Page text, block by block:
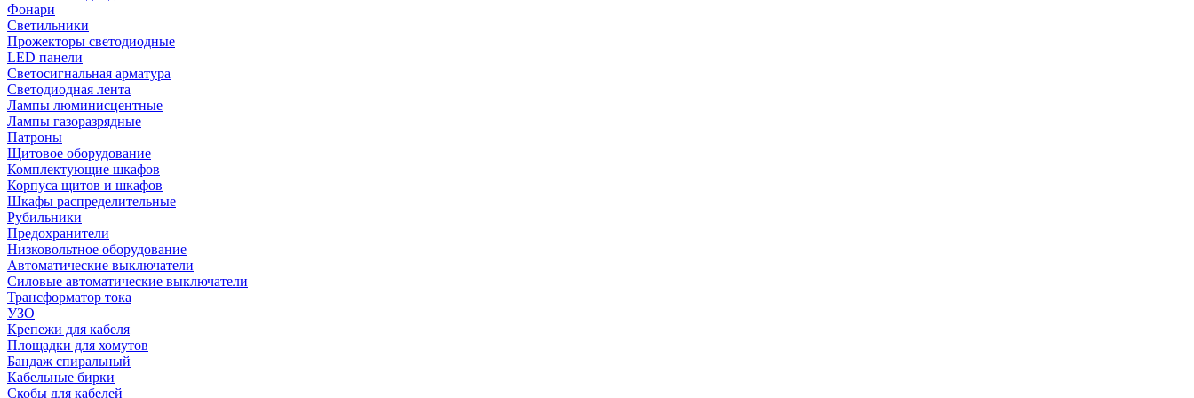
Фонари
Светильники
Прожекторы светодиодные
LED панели
Светосигнальная арматура
Светодиодная лента
Лампы люминисцентные
Лампы газоразрядные
Патроны
Щитовое оборудование
Комплектующие шкафов
Корпуса щитов и шкафов
Шкафы распределительные
Рубильники
Предохранители
Низковольтное оборудование
Автоматические выключатели
Силовые автоматические выключатели
Трансформатор тока
УЗО
Крепежи для кабеля
Площадки для хомутов
Бандаж спиральный
Кабельные бирки
Cкобы для кабелей